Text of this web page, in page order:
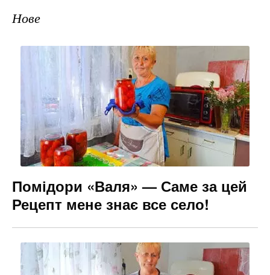
Нове
Помідори «Валя» — Саме за цей
Рецепт мене знає все село!